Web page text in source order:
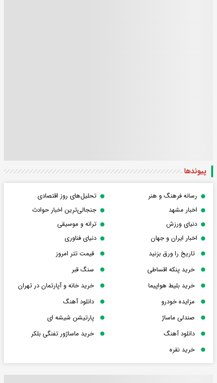
پیوندها
رسانه فرهنگ و هنر
تحلیل‌های روز اقتصادی
اخبار مشهد
جنجالی‌ترین اخبار حوادث
دنیای ورزش
ترانه و موسیقی
اخبار ایران و جهان
دنیای فناوری
تاریخ را ورق بزنید
قیمت تتر امروز
خرید پنکه اقساطی
سنگ قبر
خرید بلیط هواپیما
خرید خانه و آپارتمان در تهران
مزایده خودرو
دانلود آهنگ
صندلی ماساژ
پارتیشن شیشه ای
دانلود آهنگ
خرید ماساژور تفنگی بلکر
خرید نقره